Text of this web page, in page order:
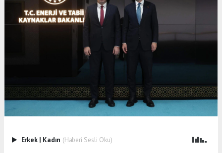
Erkek | Kadın (Haberi Sesli Oku)